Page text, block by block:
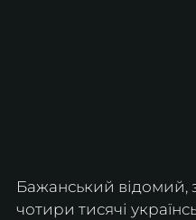
Бажанський відомий,
чотири тисячі